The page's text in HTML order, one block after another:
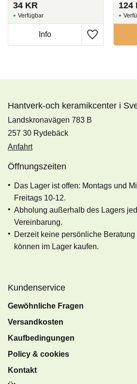
34 KR 124
Hantverk-och keramikcenter i
Landskronavägen 783 B
257 30 Rydebäck
Anfahrt
Öffnungszeiten
Das Lager ist offen: Montags und
Freitags 10-12.
Abholung außerhalb des Lagers
Vereinbarung.
Derzeit keine persönliche
können im Lager kaufen.
Kundenservice
Gewöhnliche Fragen
Versandkosten
Kaufbedingungen
Policy & cookies
Kontakt